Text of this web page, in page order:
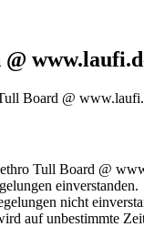
Board @
Tull Board @
einverstanden.
nicht
auf unbestimmte